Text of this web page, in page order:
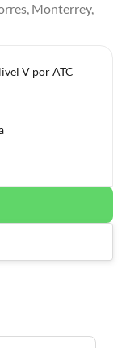
Monterrey,
V por ATC